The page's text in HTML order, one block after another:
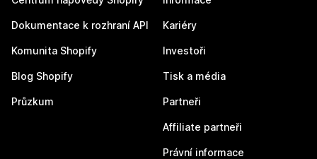
Dokumentace k rozhraní API
Komunita Shopify
Blog Shopify
Průzkum
Kariéry
Investoři
Tisk a média
Partneři
Affiliate partneři
Právní informace